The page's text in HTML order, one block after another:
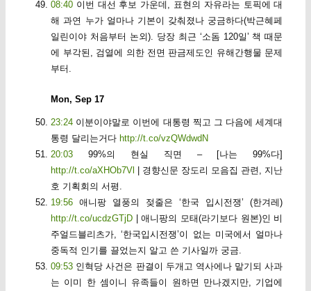
08:40 이번 대선 후보 가운데, 표현의 자유라는 토픽에 대
해 과연 누가 얼마나 기본이 갖춰졌나 궁금하다(박근혜페
일린이야 처음부터 논외). 당장 최근 ‘소돔 120일’ 책 때문
에 부각된, 검열에 의한 전면 판금제도인 유해간행물 문제
부터.
Mon, Sep 17
23:24 이분이야말로 이번에 대통령 찍고 그 다음에 세계대
통령 달리는거다 http://t.co/vzQWdwdN
20:03
99%의 현실 직면 – [나는 99%다]
http://t.co/aXHOb7Vl
| 경향신문 장도리 모음집 관련, 지난
호 기획회의 서평.
19:56
애니팡 열풍의 젖줄은 ‘한국 입시전쟁’ (한겨레)
http://t.co/ucdzGTjD | 애니팡의 모태(라기보다 원본)인 비
주얼드블리츠가, ‘한국입시전쟁’이 없는 미국에서 얼마나
중독적 인기를 끌었는지 알고 쓴 기사일까 궁금.
09:53 인혁당 사건은 판결이 두개고 역사에나 맡기되 사과
는 이미 한 셈이니 유족들이 원하면 만나겠지만, 기업에